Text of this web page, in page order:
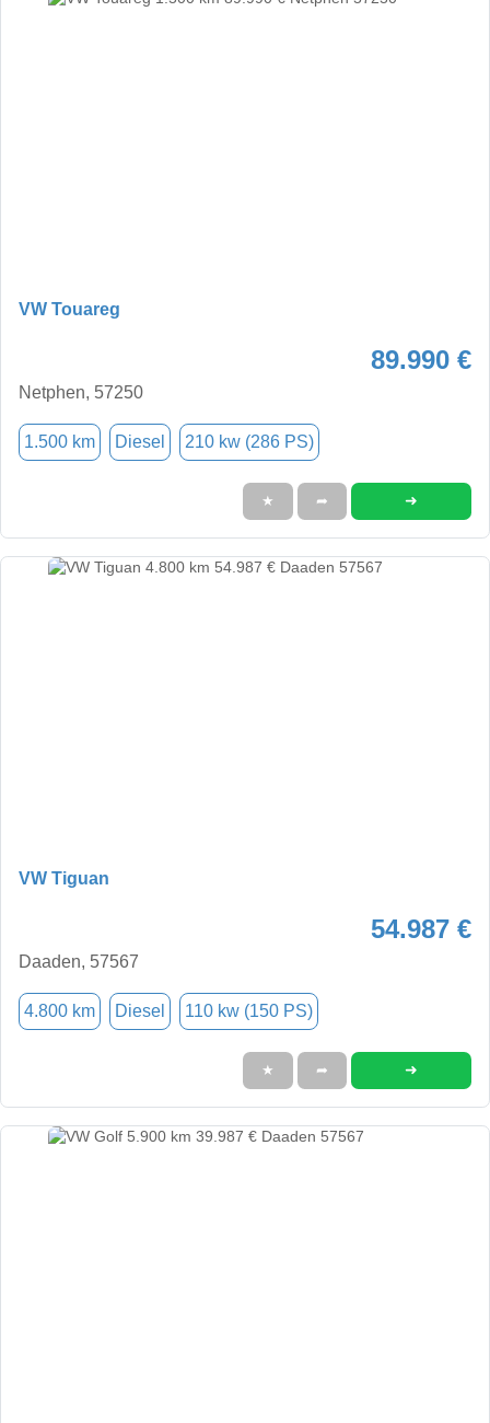
VW Touareg
89.990 €
Netphen, 57250
1.500 km Diesel 210 kw (286 PS)
★ ➦ ➜
VW Tiguan
54.987 €
Daaden, 57567
4.800 km Diesel 110 kw (150 PS)
★ ➦ ➜